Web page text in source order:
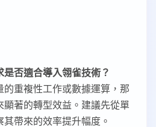
否適合導入翎雀技術？
重複性工作或數據運算，那
著的轉型效益。建議先從單
帶來的效率提升幅度。